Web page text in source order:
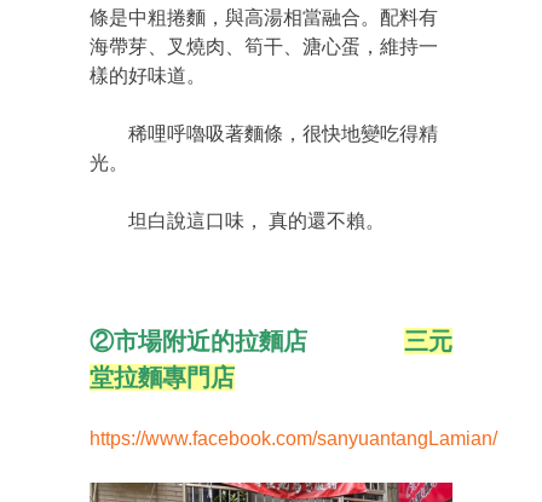
條是中粗捲麵，與高湯相當融合。配料有
海帶芽、叉燒肉、筍干、溏心蛋，維持一
樣的好味道。
稀哩呼嚕吸著麵條，很快地變吃得精
光。
坦白說這口味， 真的還不賴。
②市場附近的拉麵店 三元
堂拉麵專門店
https://www.facebook.com/sanyuantangLamian/